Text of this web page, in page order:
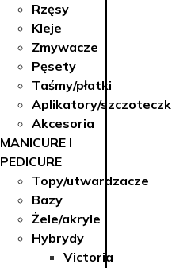
Rzęsy
Kleje
Zmywacze
Pęsety
Taśmy/płatki
Aplikatory/
Akcesoria
MANICURE I
PEDICURE
Topy/utwardzacze
Bazy
Żele/akryle
Hybrydy
Victoria